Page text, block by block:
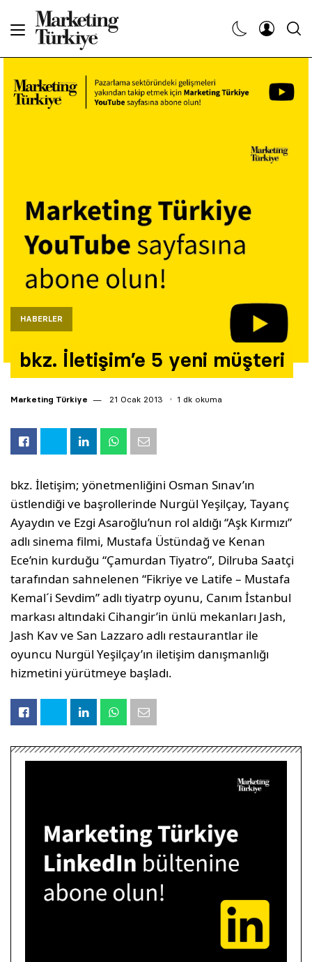
HABERLER
bkz. İletişim’e 5 yeni müşteri
Marketing Türkiye 21 Ocak 2013 1 dk okuma
bkz. İletişim; yönetmenliğini Osman Sınav’ın
üstlendiği ve başrollerinde Nurgül Yeşilçay, Tayanç
Ayaydın ve Ezgi Asaroğlu’nun rol aldığı “Aşk Kırmızı”
adlı sinema filmi, Mustafa Üstündağ ve Kenan
Ece’nin kurduğu “Çamurdan Tiyatro”, Dilruba Saatçi
tarafından sahnelenen “Fikriye ve Latife – Mustafa
Kemal´i Sevdim” adlı tiyatrp oyunu, Canım İstanbul
markası altındaki Cihangir’in ünlü mekanları Jash,
Jash Kav ve San Lazzaro adlı restaurantlar ile
oyuncu Nurgül Yeşilçay’ın iletişim danışmanlığı
hizmetini yürütmeye başladı.
Haberler
Etkinlikler
Söyleşiler
Kariyer
Yazarlar
Araştırma